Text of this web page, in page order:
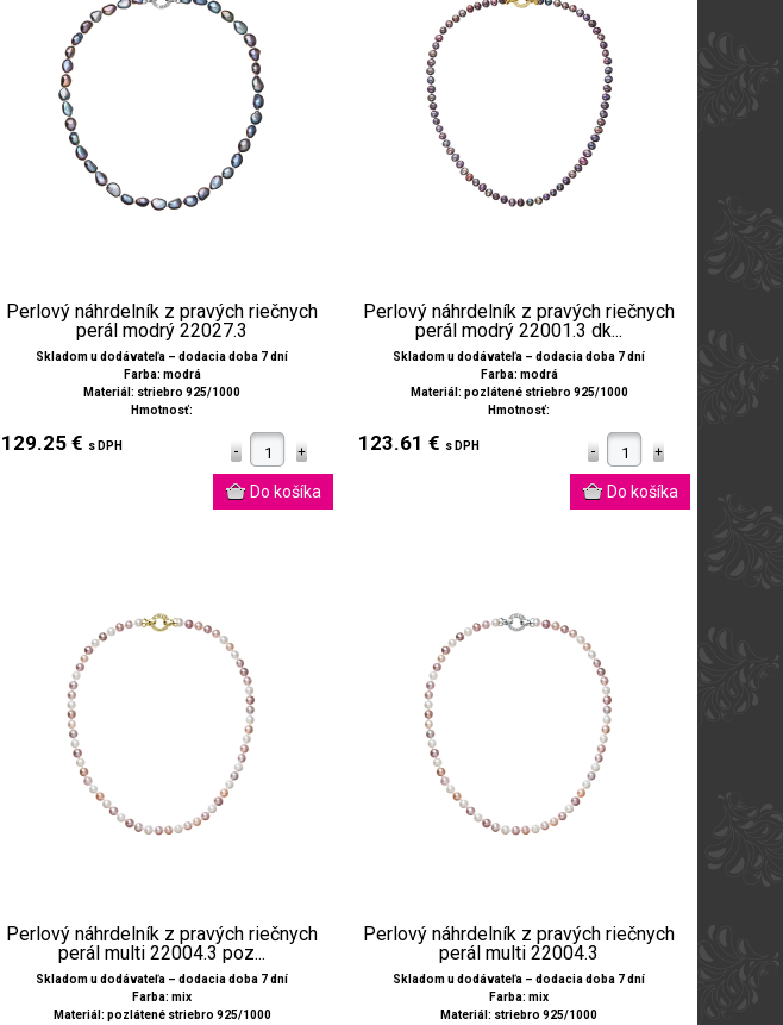
Perlový náhrdelník z pravých riečnych
perál modrý 22027.3
Skladom u dodávateľa – dodacia doba 7 dní
Farba: modrá
Materiál: striebro 925/1000
Hmotnosť:
129.25 € s DPH
Perlový náhrdelník z pravých riečnych
perál modrý 22001.3 dk...
Skladom u dodávateľa – dodacia doba 7 dní
Farba: modrá
Materiál: pozlátené striebro 925/1000
Hmotnosť:
123.61 € s DPH
Perlový náhrdelník z pravých riečnych
perál multi 22004.3 poz...
Skladom u dodávateľa – dodacia doba 7 dní
Farba: mix
Materiál: pozlátené striebro 925/1000
Perlový náhrdelník z pravých riečnych
perál multi 22004.3
Skladom u dodávateľa – dodacia doba 7 dní
Farba: mix
Materiál: striebro 925/1000